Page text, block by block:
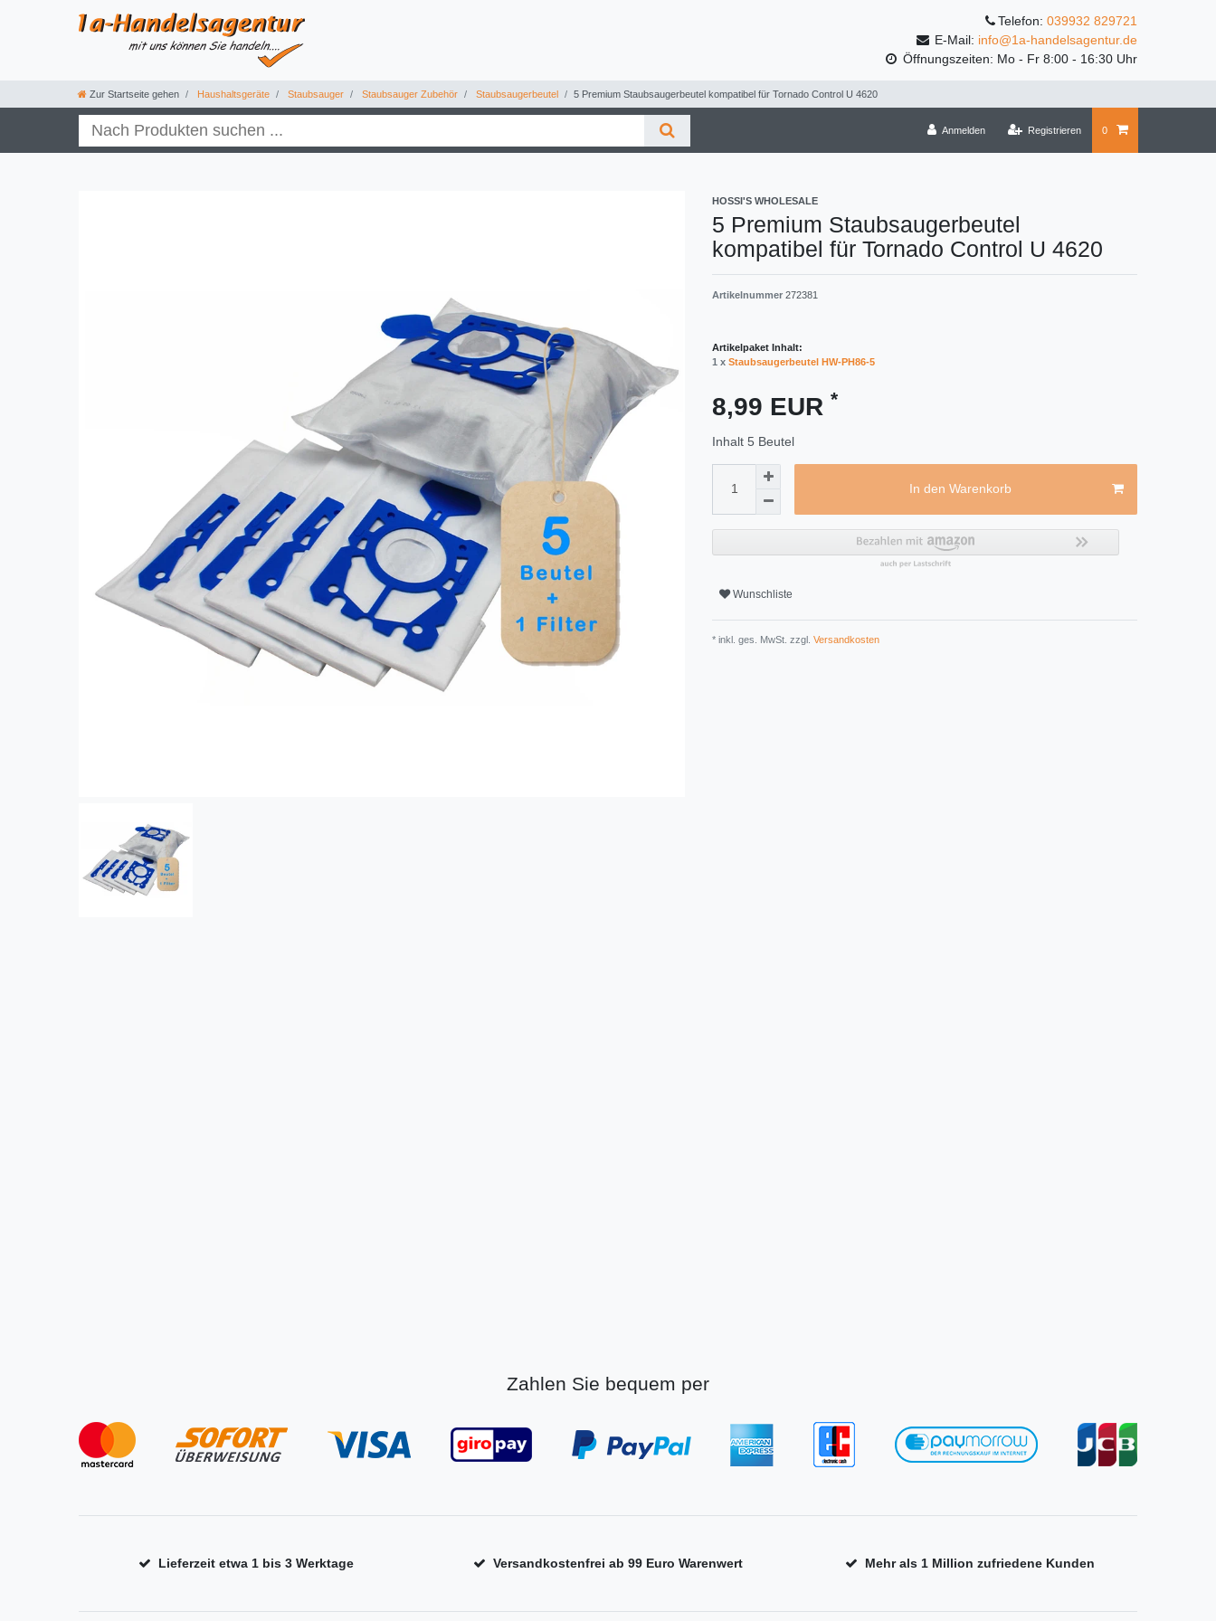
Telefon: 039932 829721
E-Mail: info@1a-handelsagentur.de
Öffnungszeiten: Mo - Fr 8:00 - 16:30 Uhr
Zur Startseite gehen Haushaltsgeräte Staubsauger Staubsauger Zubehör Staubsaugerbeutel 5 Premium Staubsaugerbeutel kompatibel für Tornado Control U 4620
Anmelden Registrieren 0
HOSSI'S WHOLESALE
5 Premium Staubsaugerbeutel
kompatibel für Tornado Control U 4620
Artikelnummer 272381
Artikelpaket Inhalt:
1 x Staubsaugerbeutel HW-PH86-5
8,99 EUR *
Inhalt 5 Beutel
In den Warenkorb
Wunschliste
* inkl. ges. MwSt. zzgl. Versandkosten
Zahlen Sie bequem per
Lieferzeit etwa 1 bis 3 Werktage Versandkostenfrei ab 99 Euro Warenwert Mehr als 1 Million zufriedene Kunden